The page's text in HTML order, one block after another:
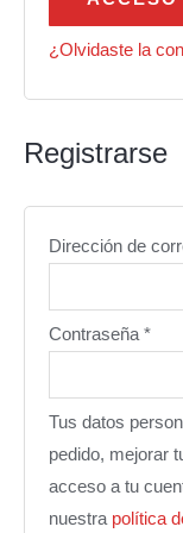
¿Olvidaste la
Registrarse
Dirección de
Contraseña *
Tus datos
pedido, mejorar
acceso a tu
nuestra política